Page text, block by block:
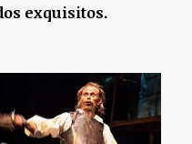
exquisitos.